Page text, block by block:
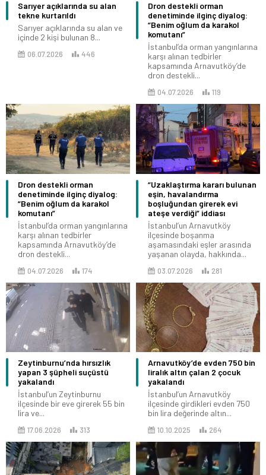
Sarıyer açıklarında su alan
tekne kurtarıldı
Sarıyer açıklarında su alan ve
içinde 2 kişi bulunan 8...
06.07.2026 446
Dron destekli orman
denetiminde ilginç diyalog:
“Benim oğlum da karakol
komutanı”
İstanbul’da orman yangınlarına
karşı alınan tedbirler
kapsamında Arnavutköy’de
dron destekli...
04.07.2026 119
Dron destekli orman
denetiminde ilginç diyalog:
“Benim oğlum da karakol
komutanı”
İstanbul’da orman yangınlarına
karşı alınan tedbirler
kapsamında Arnavutköy’de
dron destekli...
04.07.2026 174
“Uzaklaştırma kararı bulunan
eşin, havalandırma
boşluğundan girerek evi
ateşe verdiği” iddiası
İstanbul’un Arnavutköy
ilçesinde boşanma
aşamasındaki eşler arasında
yaşanan olayda, hakkında...
03.07.2026 281
Zeytinburnu’nda hırsızlık
yapan 3 şüpheli suçüstü
yakalandı
İstanbul’un Zeytinburnu
ilçesinde bir eve girerek 55 bin
lira ve...
17.06.2026 313
Arnavutköy’de evden 750 bin
liralık altın çalan 2 çocuk
yakalandı
İstanbul’un Arnavutköy
ilçesinde girdikleri evden 750
bin lira değerinde altın...
10.10.2025 264